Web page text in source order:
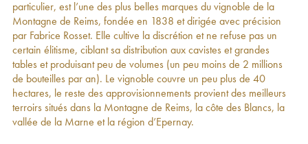
Blanc de Blancs millésimé Deutz2010 60€
Brut Deutz2010 78€
Hommage à William Deutz Meurtet Deutz2010 91€
Cuvée William Deutz Deutz2009 125€
Amour de Deutz Brut Deutz2009 120€
Blanc de Blancs Brut Deutz 2009 65€
Amour de Deutz Brut Deutz2009 124€
Rosé Deutz 2009 43€
Brut Deutz 2009
particulier, est l’une des plus belles marques du vignoble de la
Montagne de Reims, fondée en 1838 et dirigée avec précision
par Fabrice Rosset. Elle cultive la discrétion et ne refuse pas un
certain élitisme, ciblant sa distribution aux cavistes et grandes
tables et produisant peu de volumes (un peu moins de 2 millions
de bouteilles par an). Le vignoble couvre un peu plus de 40
hectares, le reste des approvisionnements provient des meilleurs
terroirs situés dans la Montagne de Reims, la côte des Blancs, la
vallée de la Marne et la région d’Epernay.